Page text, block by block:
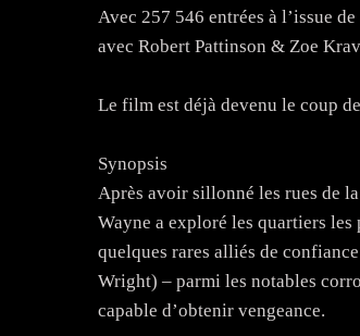
Avec 257 546 entrées à l’issue
avec Robert Pattinson & Zoe
Le film est déjà devenu le coup
Synopsis
Après avoir sillonné les rues de
Wayne a exploré les quartiers
quelques rares alliés de
Wright) – parmi les notables
capable d’obtenir vengeance.